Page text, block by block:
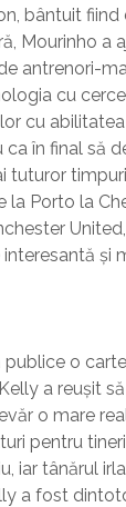
bântuit fiind
Mourinho a
antrenori-
cu
cu
ca în final să
tuturor
la Porto la
și
publice o
a reușit
o mare
pentru
iar tânărul
a fost